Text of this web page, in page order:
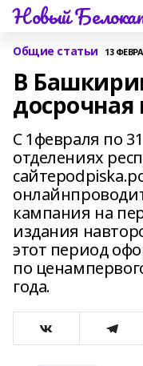
Новый
Общие статьи 13
В
досрочная
С 1февраля по
отделениях
кампания на
издания
этот период
по
года.